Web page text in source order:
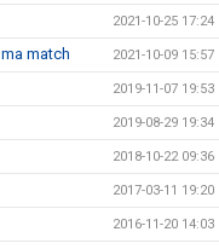
2021-10-25 17:24
match 2021-10-09 15:57
2019-11-07 19:53
2019-08-29 19:34
2018-10-22 09:36
2017-03-11 19:20
2016-11-20 14:03